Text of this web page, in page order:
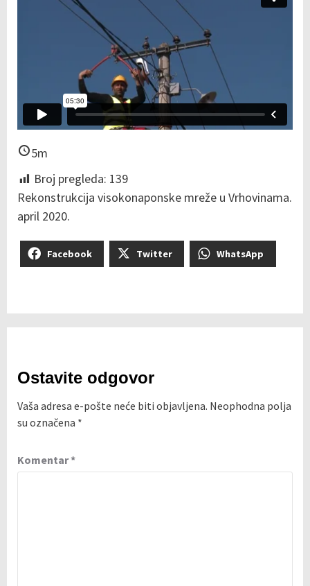
5m
Broj pregleda: 139
Rekonstrukcija visokonaponske mreže u Vrhovinama.
april 2020.
Facebook Twitter WhatsApp
Ostavite odgovor
Vaša adresa e-pošte neće biti objavljena. Neophodna polja
su označena *
Komentar*